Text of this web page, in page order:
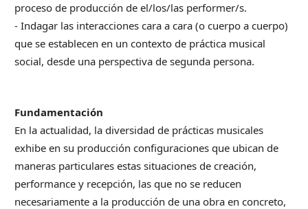
proceso de producción de el/los/las performer/s.
- Indagar las interacciones cara a cara (o cuerpo a cuerpo)
que se establecen en un contexto de práctica musical
social, desde una perspectiva de segunda persona.
Fundamentación
En la actualidad, la diversidad de prácticas musicales
exhibe en su producción configuraciones que ubican de
maneras particulares estas situaciones de creación,
performance y recepción, las que no se reducen
necesariamente a la producción de una obra en concreto,